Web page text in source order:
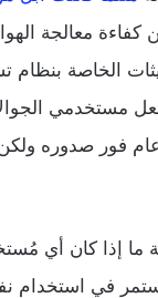
كفاءة معالجة
الخاصة بنظام
مستخدمي
فور صدوره
ما إذا كان أي
في استخدام